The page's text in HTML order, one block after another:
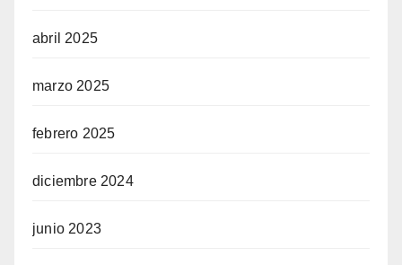
abril 2025
marzo 2025
febrero 2025
diciembre 2024
junio 2023